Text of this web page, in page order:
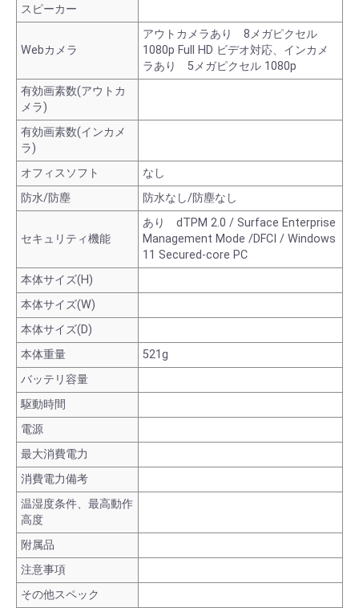
スピーカー
Webカメラ
アウトカメラあり 8メガピクセル
1080p Full HD ビデオ対応、インカメ
ラあり 5メガピクセル 1080p
有効画素数(アウトカ
メラ)
有効画素数(インカメ
ラ)
オフィスソフト
なし
防水/防塵
防水なし/防塵なし
セキュリティ機能
あり dTPM 2.0 / Surface Enterprise
Management Mode /DFCI / Windows
11 Secured-core PC
本体サイズ(H)
本体サイズ(W)
本体サイズ(D)
本体重量
521g
バッテリ容量
駆動時間
電源
最大消費電力
消費電力備考
温湿度条件、最高動作
高度
附属品
注意事項
その他スペック